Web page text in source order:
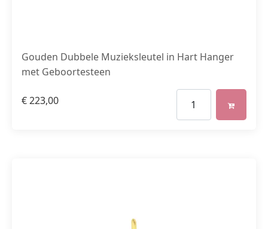
Gouden Dubbele Muzieksleutel in Hart Hanger
met Geboortesteen
€223,00